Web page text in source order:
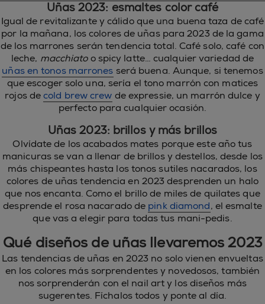
Uñas 2023: esmaltes color café
Igual de revitalizante y cálido que una buena taza de café
por la mañana, los colores de uñas para 2023 de la gama
de los marrones serán tendencia total. Café solo, café con
leche, macchiatoo spicy latte… cualquier variedad de
uñas en tonos marrones será buena. Aunque, si tenemos
que escoger solo una, sería el tono marrón con matices
rojos decold brew crew de expressie, un marrón dulce y
perfecto para cualquier ocasión.
Uñas 2023: brillos y más brillos
Olvídate de los acabados mates porque este año tus
manicuras se van a llenar de brillos y destellos, desde los
más chispeantes hasta los tonos sutiles nacarados, los
colores de uñas tendencia en 2023 desprenden un halo
que nos encanta. Como el brillo de miles de quilates que
desprende el rosa nacarado de pink diamond, el esmalte
que vas a elegir para todas tus mani-pedis.
Qué diseños de uñas llevaremos 2023
Las tendencias de uñas en 2023 no solo vienen envueltas
en los colores más sorprendentes y novedosos, también
nos sorprenderán con el nail art y los diseños más
sugerentes. Fíchalos todos y ponte al día.